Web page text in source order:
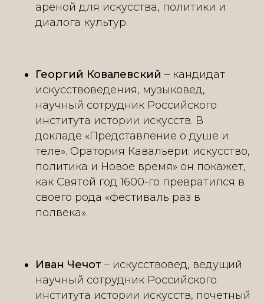
ареной для искусства, политики и
диалога культур.
Георгий Ковалевский – кандидат
искусствоведения, музыковед,
научный сотрудник Российского
института истории искусств. В
докладе «Представление о душе и
теле». Оратория Кавальери: искусство,
политика и Новое время» он покажет,
как Святой год 1600-го превратился в
своего рода «фестиваль раз в
полвека».
Иван Чечот – искусствовед, ведущий
научный сотрудник Российского
института истории искусств, почетный